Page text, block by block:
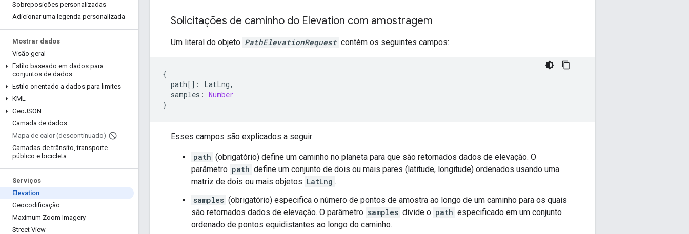
Sobreposições personalizadas
Adicionar uma legenda personalizada
Mostrar dados
Visão geral
Estilo baseado em dados para
conjuntos de dados
Estilo orientado a dados para limites
KML
GeoJSON
Camada de dados
Mapa de calor (descontinuado)
Camadas de trânsito, transporte
público e bicicleta
Serviços
Elevation
Geocodificação
Maximum Zoom Imagery
Street View
Solicitações de caminho do Elevation com amostragem
Um literal do objeto PathElevationRequest contém os seguintes campos:
{
path[] : LatLng,
samples : Number
}
Esses campos são explicados a seguir:
path (obrigatório) define um caminho no planeta para que são retornados dados de elevação. O
parâmetro path define um conjunto de dois ou mais pares (latitude, longitude) ordenados usando uma
matriz de dois ou mais objetos LatLng .
samples (obrigatório) especifica o número de pontos de amostra ao longo de um caminho para os quais
são retornados dados de elevação. O parâmetro samples divide o path especificado em um conjunto
ordenado de pontos equidistantes ao longo do caminho.